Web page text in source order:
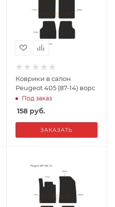
Коврики в салон
Peugeot 405 (87-14) ворс
Под заказ
158руб.
ЗАКАЗАТЬ